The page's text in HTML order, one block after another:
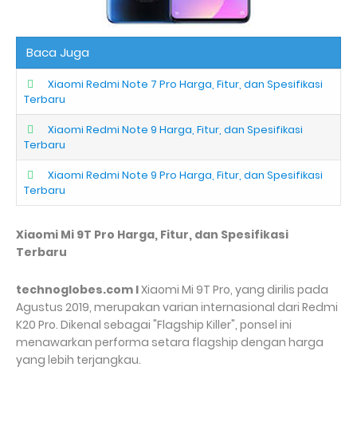
Baca Juga
Xiaomi Redmi Note 7 Pro Harga, Fitur, dan Spesifikasi
Terbaru
Xiaomi Redmi Note 9 Harga, Fitur, dan Spesifikasi
Terbaru
Xiaomi Redmi Note 9 Pro Harga, Fitur, dan Spesifikasi
Terbaru
Xiaomi Mi 9T Pro Harga, Fitur, dan Spesifikasi
Terbaru
technoglobes.com IXiaomi Mi 9T Pro, yang dirilis pada
Agustus 2019, merupakan varian internasional dari Redmi
K20 Pro. Dikenal sebagai "Flagship Killer", ponsel ini
menawarkan performa setara flagship dengan harga
yang lebih terjangkau.